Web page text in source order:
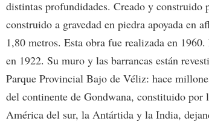
distintas profundidades. Creado y construido
construido a gravedad en piedra apoyada en
1,80 metros. Esta obra fue realizada en
en 1922. Su muro y las barrancas están
Parque Provincial Bajo de Véliz: hace
del continente de Gondwana, constituido
América del sur, la Antártida y la India,